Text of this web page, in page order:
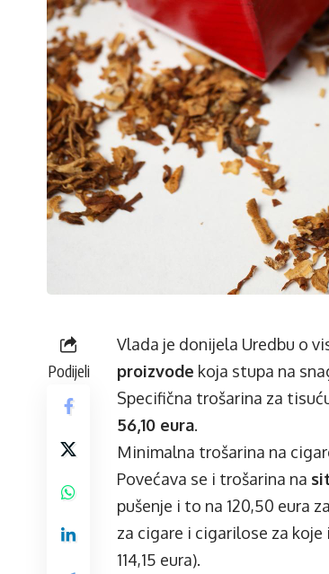
Podijeli
Vlada je donijela Uredbu o
proizvode koja stupa na
Specifična trošarina za
56,10 eura.
­Minimalna trošarina na
Povećava se i trošarina na
pušenje i to na 120,50 eura
za cigare i cigarilose za koje
114,15 eura).